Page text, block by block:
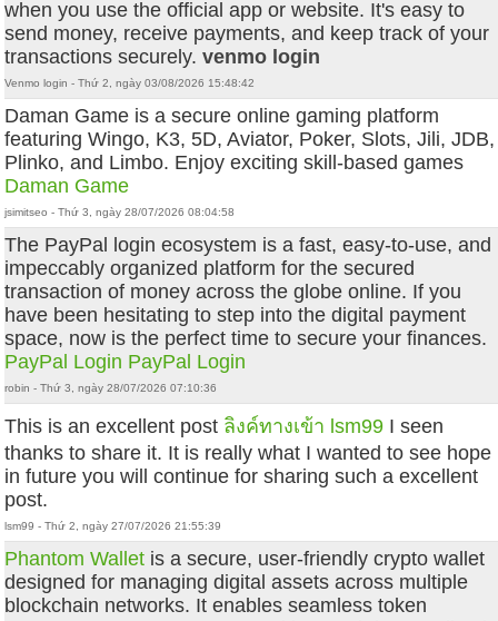
when you use the official app or website. It's easy to
send money, receive payments, and keep track of your
transactions securely.venmo login​
Venmo login - Thứ 2, ngày 03/08/2026 15:48:42
Daman Game is a secure online gaming platform
featuring Wingo, K3, 5D, Aviator, Poker, Slots, Jili, JDB,
Plinko, and Limbo. Enjoy exciting skill-based games
Daman Game
jsimitseo - Thứ 3, ngày 28/07/2026 08:04:58
The PayPal login ecosystem is a fast, easy-to-use, and
impeccably organized platform for the secured
transaction of money across the globe online. If you
have been hesitating to step into the digital payment
space, now is the perfect time to secure your finances.
PayPal Login PayPal Login
robin - Thứ 3, ngày 28/07/2026 07:10:36
This is an excellent post ลิงค์ทางเข้า lsm99 I seen
thanks to share it. It is really what I wanted to see hope
in future you will continue for sharing such a excellent
post.
lsm99 - Thứ 2, ngày 27/07/2026 21:55:39
Phantom Wallet is a secure, user-friendly crypto wallet
designed for managing digital assets across multiple
blockchain networks. It enables seamless token